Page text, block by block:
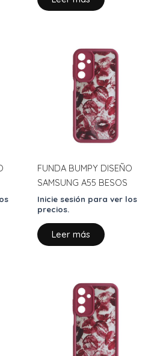
FUNDA BUMPY DISEÑO
SAMSUNG A55 BESOS
Inicie sesión para ver los
precios.
Leer más